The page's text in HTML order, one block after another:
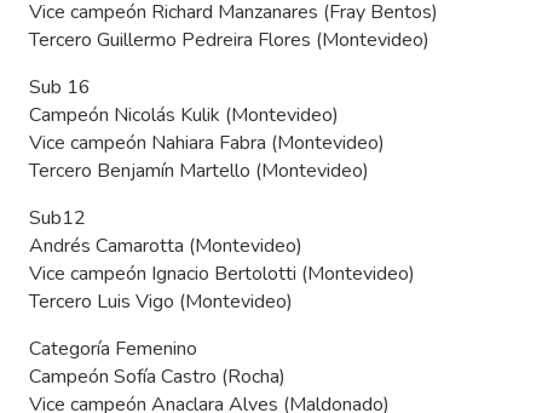
Vice campeón Richard Manzanares (Fray Bentos)
Tercero Guillermo Pedreira Flores (Montevideo)
Sub 16
Campeón Nicolás Kulik (Montevideo)
Vice campeón Nahiara Fabra (Montevideo)
Tercero Benjamín Martello (Montevideo)
Sub12
Andrés Camarotta (Montevideo)
Vice campeón Ignacio Bertolotti (Montevideo)
Tercero Luis Vigo (Montevideo)
Categoría Femenino
Campeón Sofía Castro (Rocha)
Vice campeón Anaclara Alves (Maldonado)